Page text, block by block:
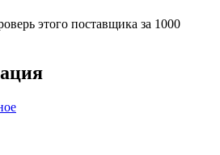
этого поставщика за 1000